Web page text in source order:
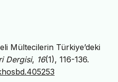
Mültecilerin Türkiye’deki
Dergisi, 16(1), 116-136.